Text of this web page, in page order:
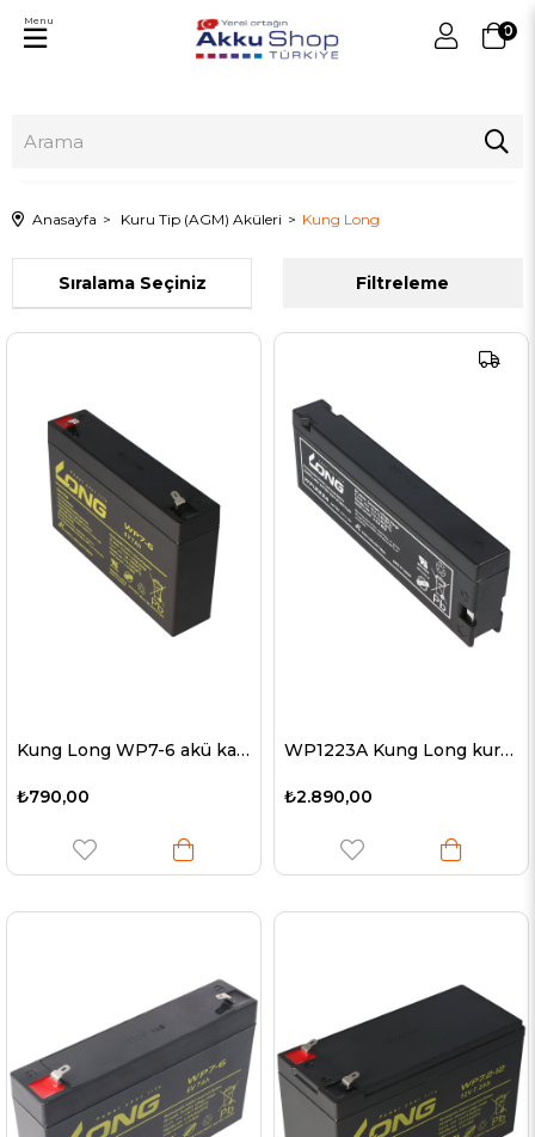
0
Menu
Anasayfa Kuru Tip (AGM) Aküleri Kung Long
Filtreleme
Sıralama
Kung Long WP7-6 akü kablosu 6 volt 7Ah, Faston 4.8mm
₺790,00
WP1223A Kung Long kurşun pil 12 volt 2100mAh, LC-SA122R3BG, LC-TA122PU ek temas için de uygundur
₺2.890,00